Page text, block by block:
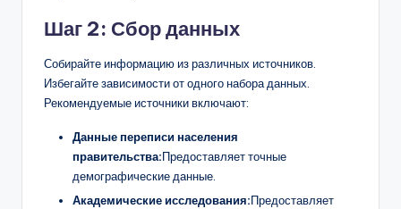
Шаг 2: Сбор данных
Собирайте информацию из различных источников.
Избегайте зависимости от одного набора данных.
Рекомендуемые источники включают:
Данные переписи населения
правительства:Предоставляет точные
демографические данные.
Академические исследования:Предоставляет